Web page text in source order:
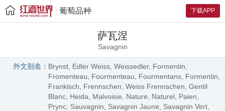
下载APP
葡萄品种
萨瓦涅
Savagnin
外文别名： Brynst, Edler Weiss, Weissedler, Formentin,
Fromenteau, Fourmenteau, Fourmentans, Formentin,
Frankisch, Frennschen, Weiss Frennschen, Gentil
Blanc, Heida, Malvoisie, Nature, Naturel, Paien,
Prync, Sauvagnin, Savagnin Jaune, Savagnin Vert,